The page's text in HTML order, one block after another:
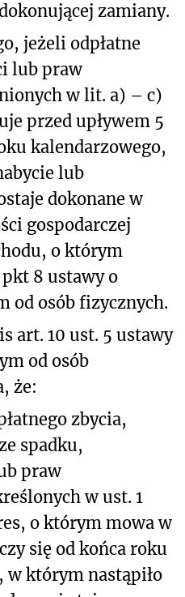
zamiany.
jeżeli odpłatne
lub praw
w lit. a) – c)
przed upływem 5
kalendarzowego,
lub
dokonane w
gospodarczej
o którym
pkt 8 ustawy o
od osób fizycznych.
art. 10 ust. 5 ustawy
od osób
że:
zbycia,
spadku,
praw
w ust. 1
o którym mowa w
się od końca roku
w którym nastąpiło